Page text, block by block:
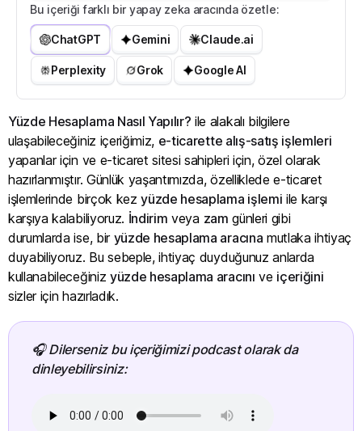
toplam değere bölünüp 100 ile çarpılmasıesasına
dayanırken; bu formül sayesinde e-ticaret sitenizde
yansıyacak net indirim veya zam tutarları kesin olarak
belirlenir. <br><br>
Bu içeriği farklı bir yapay zeka aracında özetle:
ChatGPT Gemini Claude.ai
Perplexity Grok Google AI
Yüzde Hesaplama Nasıl Yapılır? ile alakalı bilgilere
ulaşabileceğiniz içeriğimiz, e-ticarette alış-satış işlemleri
yapanlar için ve e-ticaret sitesi sahipleri için, özel olarak
hazırlanmıştır. Günlük yaşantımızda, özelliklede e-ticaret
işlemlerinde birçok kezyüzde hesaplama işlemi ile karşı
karşıya kalabiliyoruz. İndirim veya zam günleri gibi
durumlarda ise, bir yüzde hesaplama aracına mutlaka ihtiyaç
duyabiliyoruz. Bu sebeple, ihtiyaç duyduğunuz anlarda
kullanabileceğiniz yüzde hesaplama aracını ve içeriğini
sizler için hazırladık.
🎧 Dilerseniz bu içeriğimizi podcast olarak da
dinleyebilirsiniz: